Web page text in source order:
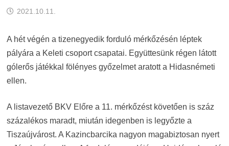
2021.10.11.
A hét végén a tizenegyedik forduló mérkőzésén léptek
pályára a Keleti csoport csapatai. Együttesünk régen látott
gólerős játékkal fölényes győzelmet aratott a Hidasnémeti
ellen.
A listavezető BKV Előre a 11. mérkőzést követően is száz
százalékos maradt, miután idegenben is legyőzte a
Tiszaújvárost. A Kazincbarcika nagyon magabiztosan nyert